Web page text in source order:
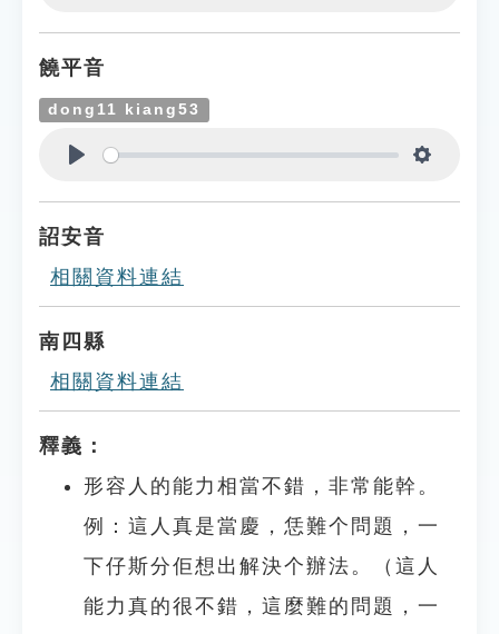
饒平音
dong11 kiang53
詔安音
相關資料連結
南四縣
相關資料連結
釋義：
形容人的能力相當不錯，非常能幹。
例：這人真是當慶，恁難个問題，一
下仔斯分佢想出解決个辦法。（這人
能力真的很不錯，這麼難的問題，一